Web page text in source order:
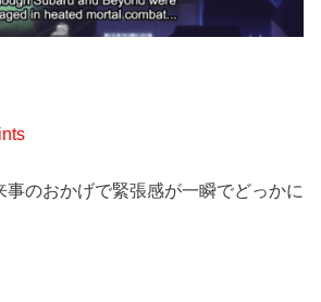
事のおかげで緊張感が一瞬でどっかに